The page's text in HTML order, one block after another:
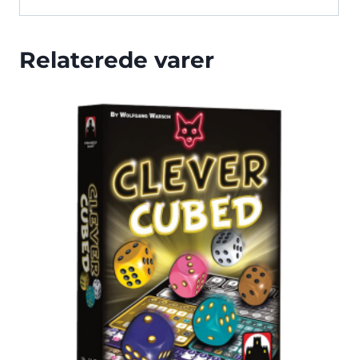
Relaterede varer